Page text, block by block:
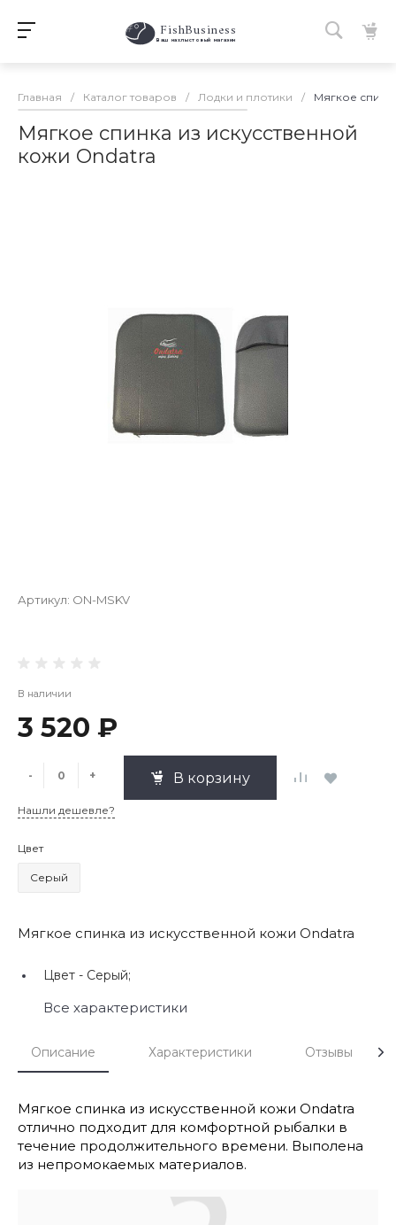
FishBusiness
Ваш нахлыстовый магазин
Главная / Каталог товаров / Лодки и плотики / Мягкое
Мягкое спинка из искусственной
кожи Ondatra
Артикул: ON-MSKV
В наличии
3 520 ₽
- + В корзину
Нашли дешевле?
Цвет
Серый
Мягкое спинка из искусственной кожи Ondatra
Цвет - Серый;
Все характеристики
Описание Характеристики Отзывы
Мягкое спинка из искусственной кожи Ondatra
отлично подходит для комфортной рыбалки в
течение продолжительного времени. Выполена
из непромокаемых материалов.